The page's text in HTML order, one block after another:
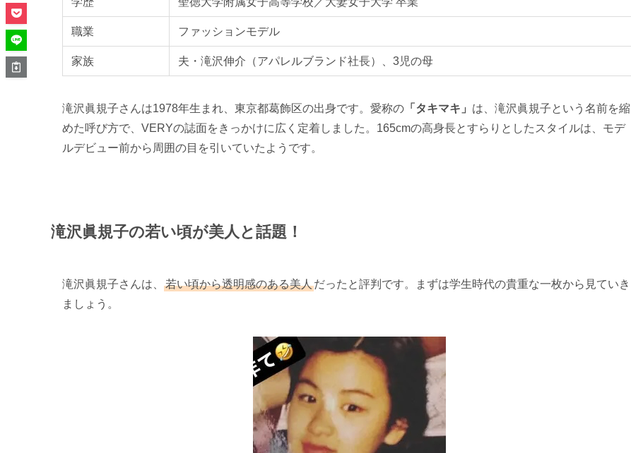
職業 ファッションモデル
家族 夫・滝沢伸介（アパレルブランド社長）、3児の母
滝沢眞規子さんは1978年生まれ、東京都葛飾区の出身です。愛称の 「タキマキ」 は、滝沢眞規子という名前を縮
めた呼び方で、VERYの誌面をきっかけに広く定着しました。165cmの高身長とすらりとしたスタイルは、モデ
ルデビュー前から周囲の目を引いていたようです。
滝沢眞規子の若い頃が美人と話題！
滝沢眞規子さんは、 若い頃から透明感のある美人だったと評判です。まずは学生時代の貴重な一枚から見ていき
ましょう。